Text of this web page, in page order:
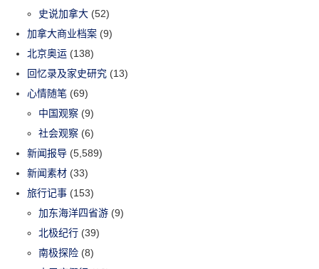
史说加拿大 (52)
加拿大商业档案 (9)
北京奥运 (138)
回忆录及家史研究 (13)
心情随笔 (69)
中国观察 (9)
社会观察 (6)
新闻报导 (5,589)
新闻素材 (33)
旅行记事 (153)
加东海洋四省游 (9)
北极纪行 (39)
南极探险 (8)